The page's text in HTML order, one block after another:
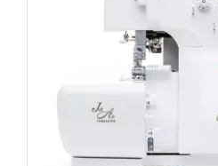
IN DEN WARENKORB